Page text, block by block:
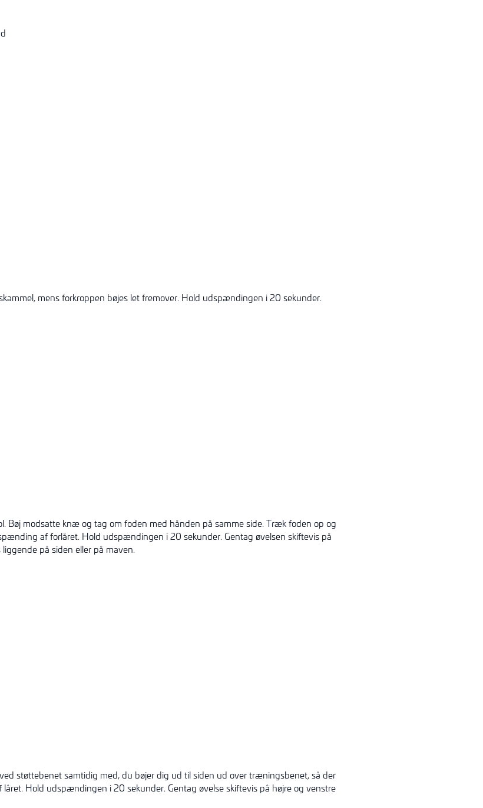
mens forkroppen bøjes let fremover. Hold udspændingen i 20 sekunder.
Bøj modsatte knæ og tag om foden med hånden på samme side. Træk foden op og
af forlåret. Hold udspændingen i 20 sekunder. Gentag øvelsen skiftevis på
på siden eller på maven.
støttebenet samtidig med, du bøjer dig ud til siden ud over træningsbenet, så der
låret. Hold udspændingen i 20 sekunder. Gentag øvelse skiftevis på højre og venstre